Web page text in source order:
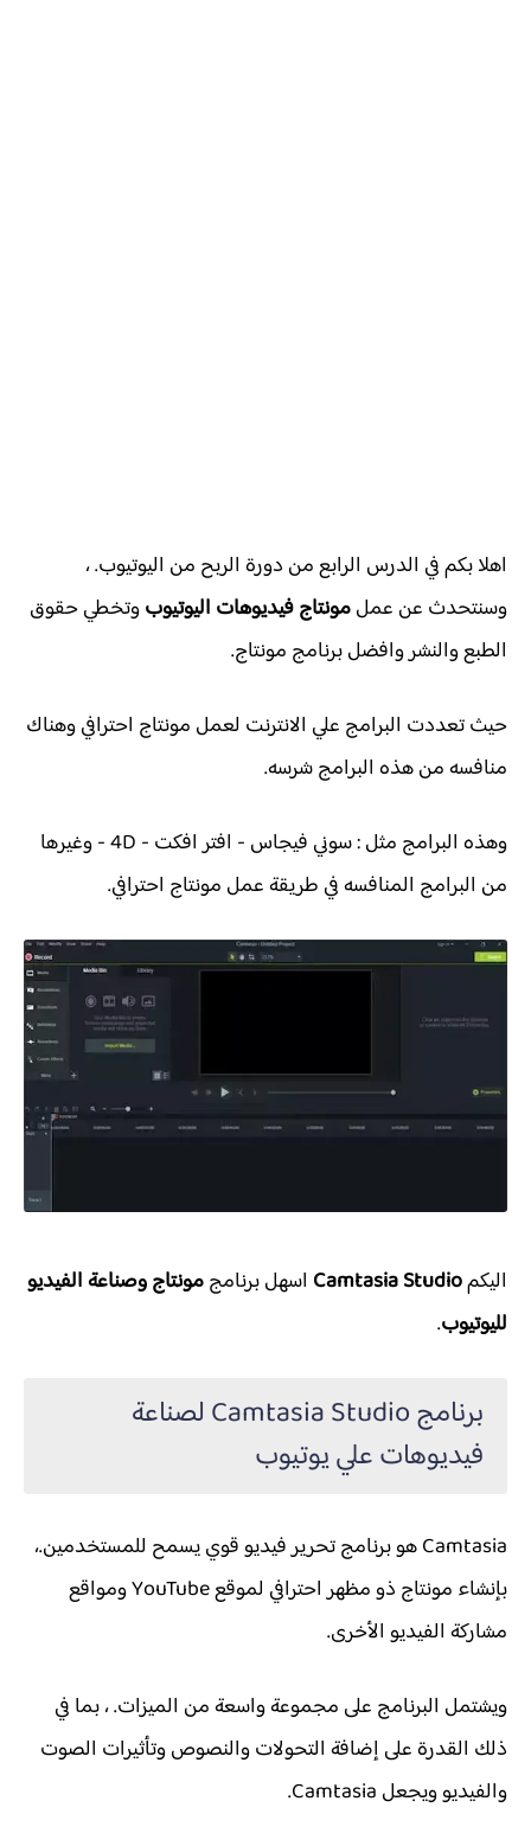
اهلا بكم في الدرس الرابع من دورة الربح من اليوتيوب. ،
وسنتحدث عن عملمونتاج فيديوهات اليوتيوبوتخطي حقوق
الطبع والنشر وافضل برنامج مونتاج.
حيث تعددت البرامج علي الانترنت لعمل مونتاج احترافي وهناك
منافسه من هذه البرامج شرسه.
وهذه البرامج مثل : سوني فيجاس - افتر افكت - 4D - وغيرها
من البرامج المنافسه في طريقة عمل مونتاج احترافي.
اليكمCamtasia Studio اسهل برنامجمونتاج وصناعة الفيديو
لليوتيوب.
برنامج Camtasia Studio لصناعة
فيديوهات علي يوتيوب
Camtasia هو برنامج تحرير فيديو قوي يسمح للمستخدمين.،
بإنشاء مونتاج ذو مظهر احترافي لموقع YouTube ومواقع
مشاركة الفيديو الأخرى.
ويشتمل البرنامج على مجموعة واسعة من الميزات. ، بما في
ذلك القدرة على إضافة التحولات والنصوص وتأثيرات الصوت
والفيديو ويجعل Camtasia.